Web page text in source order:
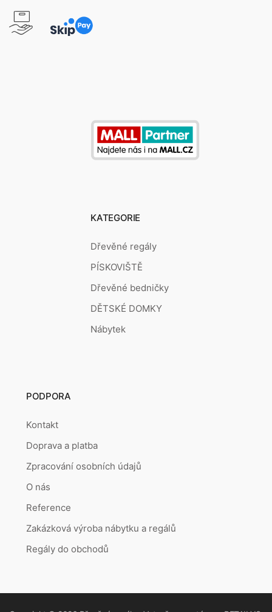
KATEGORIE
Dřevěné regály
PÍSKOVIŠTĚ
Dřevěné bedničky
DĚTSKÉ DOMKY
Nábytek
PODPORA
Kontakt
Doprava a platba
Zpracování osobních údajů
O nás
Reference
Zakázková výroba nábytku a regálů
Regály do obchodů